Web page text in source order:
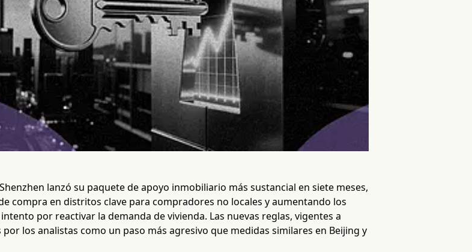
lanzó su paquete de apoyo inmobiliario más sustancial en siete meses,
compra en distritos clave para compradores no locales y aumentando los
por reactivar la demanda de vivienda. Las nuevas reglas, vigentes a
los analistas como un paso más agresivo que medidas similares en Beijing y